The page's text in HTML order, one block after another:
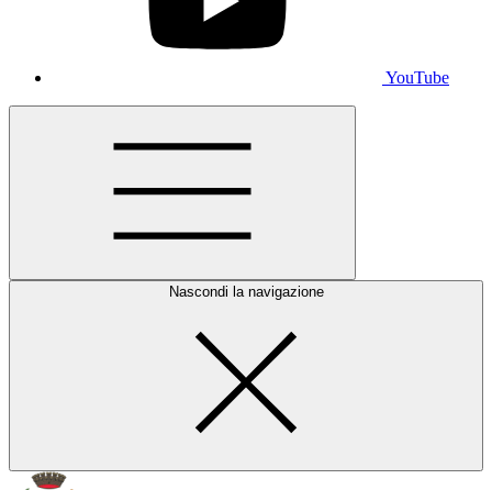
YouTube
Nascondi la navigazione